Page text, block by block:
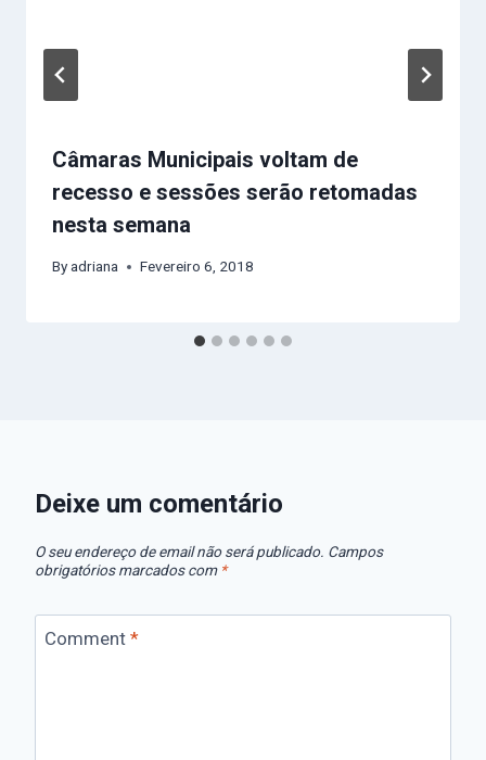
Câmaras Municipais voltam de
recesso e sessões serão retomadas
nesta semana
Byadriana Fevereiro 6, 2018
Deixe um comentário
O seu endereço de email não será publicado. Campos
obrigatórios marcados com *
Comment *